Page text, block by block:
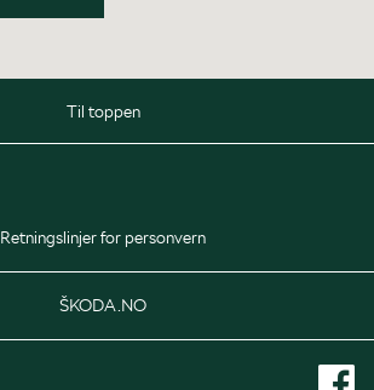
08:00 - 16:00
Til toppen
Retningslinjer for personvern
ŠKODA.NO